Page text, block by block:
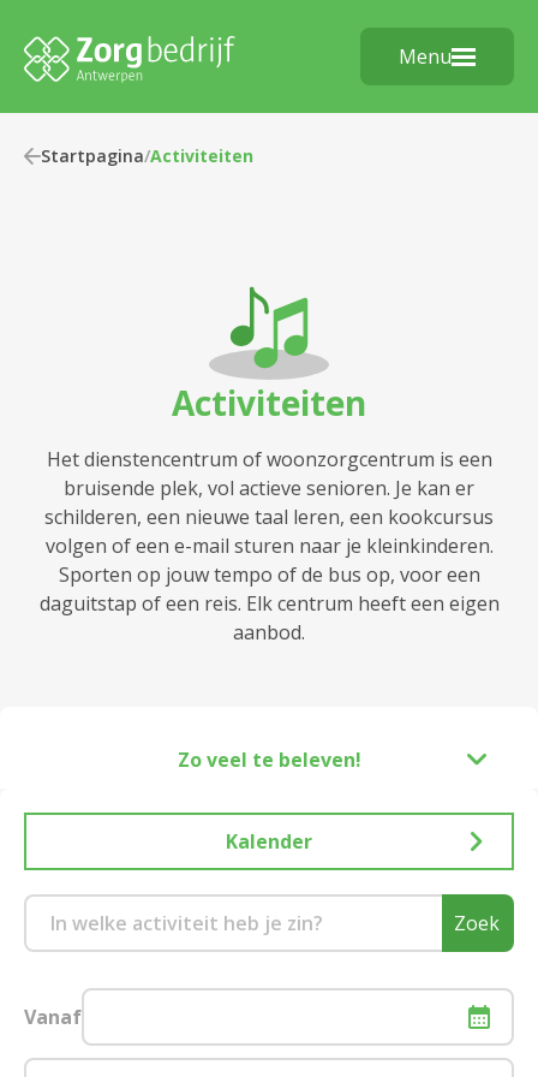
Menu
Startpagina/Activiteiten
Activiteiten
Het dienstencentrum of woonzorgcentrum is een
bruisende plek, vol actieve senioren. Je kan er
schilderen, een nieuwe taal leren, een kookcursus
volgen of een e-mail sturen naar je kleinkinderen.
Sporten op jouw tempo of de bus op, voor een
daguitstap of een reis. Elk centrum heeft een eigen
aanbod.
Zo veel te beleven!
Kalender
Zoek
Vanaf